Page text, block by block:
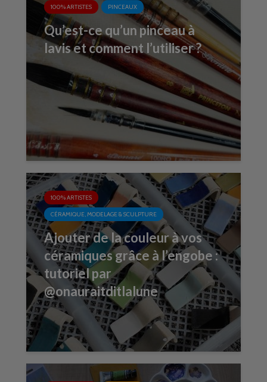
100% ARTISTES PINCEAUX
Qu’est-ce qu’un pinceau à
lavis et comment l’utiliser ?
100% ARTISTES
CÉRAMIQUE, MODELAGE & SCULPTURE
Ajouter de la couleur à vos
céramiques grâce à l’engobe :
tutoriel par
@onauraitditlalune